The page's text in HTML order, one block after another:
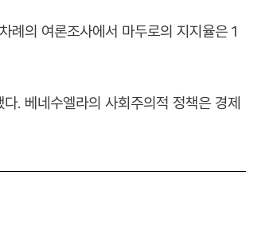
례의 여론조사에서 마두로의 지지율은 1
. 베네수엘라의 사회주의적 정책은 경제